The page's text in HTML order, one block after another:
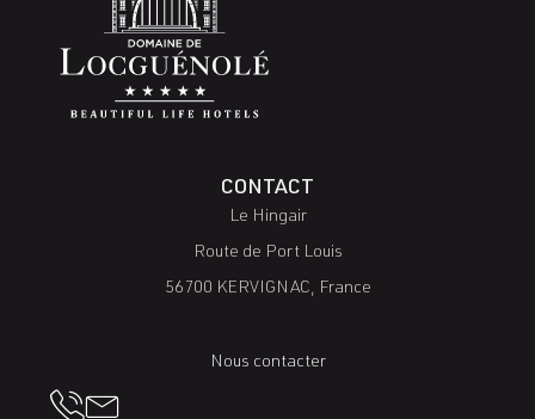
CONTACT
Le Hingair
Route de Port Louis
56700 KERVIGNAC, France
Nous contacter